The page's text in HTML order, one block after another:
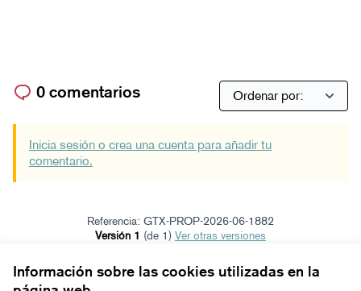
Información sobre las cookies utilizadas en la
0 comentarios
Inicia sesión o crea una cuenta para añadir tu
comentario.
Referencia: GTX-PROP-2026-06-1882
Versión 1 (de 1)
ver otras versiones